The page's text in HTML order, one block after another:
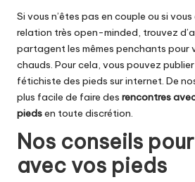
Si vous n’êtes pas en couple ou si
relation très open-minded, trouvez
partagent les mêmes penchants pour
chauds. Pour cela, vous pouvez publier
fétichiste des pieds sur internet. De
plus facile de faire des rencontres
piedsen toute discrétion.
Nos conseils
avec vos pieds